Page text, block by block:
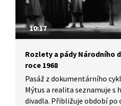
10:17
Rozlety a pády Národního
roce 1968
Pasáž z dokumentárního
Mýtus a realita seznamuje s
divadla. Přibližuje období po